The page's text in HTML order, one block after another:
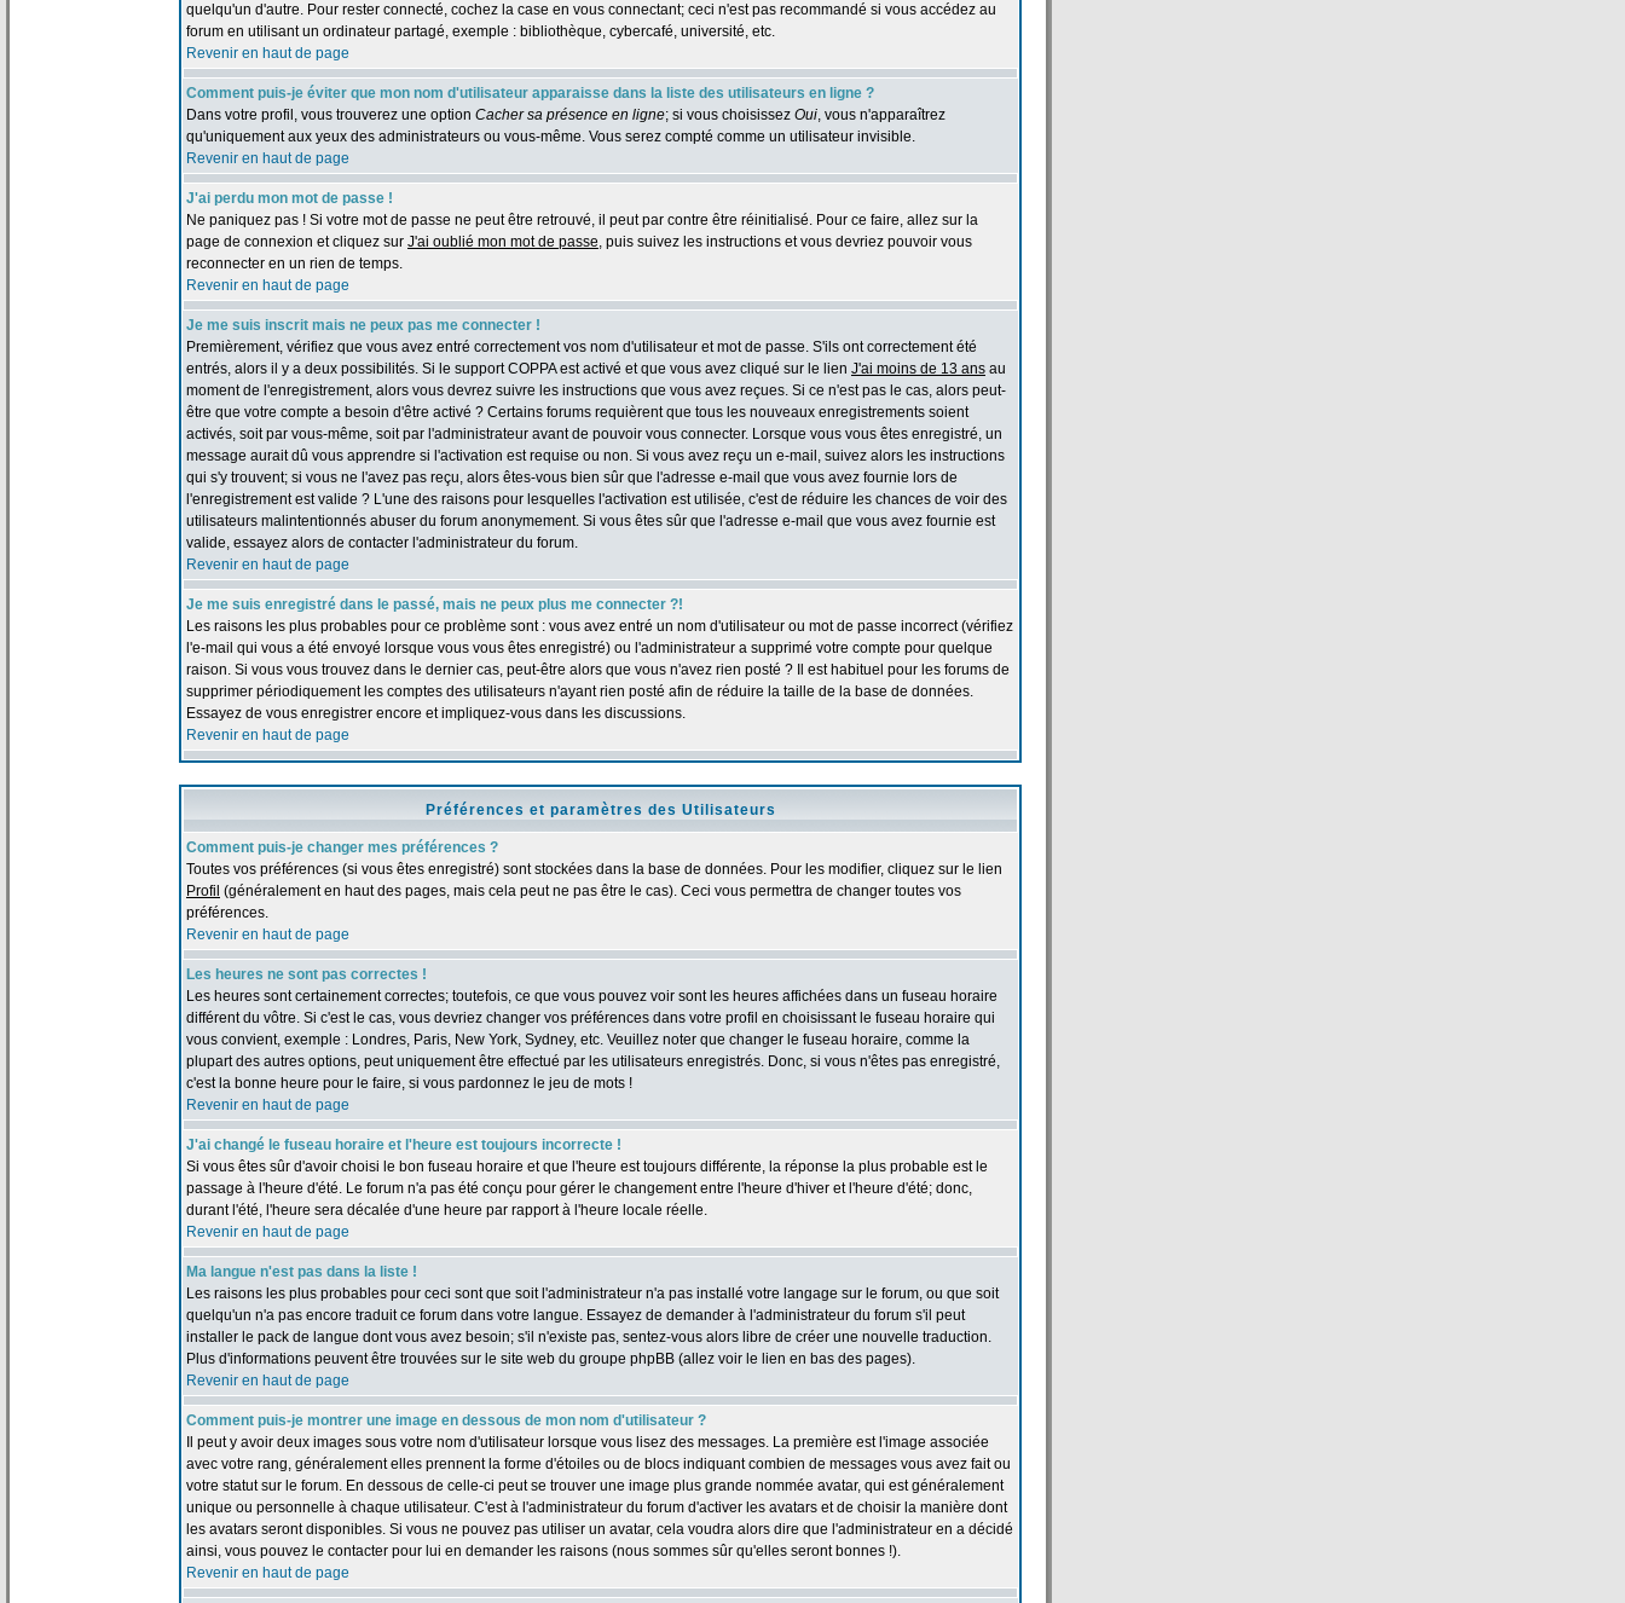
quelqu'un d'autre. Pour rester connecté, cochez la case en vous connectant; ceci n'est pas recommandé si vous accédez au
forum en utilisant un ordinateur partagé, exemple : bibliothèque, cybercafé, université, etc.
Revenir en haut de page
Comment puis-je éviter que mon nom d'utilisateur apparaisse dans la liste des utilisateurs en ligne ?
Dans votre profil, vous trouverez une option Cacher sa présence en ligne; si vous choisissez Oui, vous n'apparaîtrez
qu'uniquement aux yeux des administrateurs ou vous-même. Vous serez compté comme un utilisateur invisible.
Revenir en haut de page
J'ai perdu mon mot de passe !
Ne paniquez pas ! Si votre mot de passe ne peut être retrouvé, il peut par contre être réinitialisé. Pour ce faire, allez sur la
page de connexion et cliquez sur J'ai oublié mon mot de passe, puis suivez les instructions et vous devriez pouvoir vous
reconnecter en un rien de temps.
Revenir en haut de page
Je me suis inscrit mais ne peux pas me connecter !
Premièrement, vérifiez que vous avez entré correctement vos nom d'utilisateur et mot de passe. S'ils ont correctement été
entrés, alors il y a deux possibilités. Si le support COPPA est activé et que vous avez cliqué sur le lien J'ai moins de 13 ans au
moment de l'enregistrement, alors vous devrez suivre les instructions que vous avez reçues. Si ce n'est pas le cas, alors peut-
être que votre compte a besoin d'être activé ? Certains forums requièrent que tous les nouveaux enregistrements soient
activés, soit par vous-même, soit par l'administrateur avant de pouvoir vous connecter. Lorsque vous vous êtes enregistré, un
message aurait dû vous apprendre si l'activation est requise ou non. Si vous avez reçu un e-mail, suivez alors les instructions
qui s'y trouvent; si vous ne l'avez pas reçu, alors êtes-vous bien sûr que l'adresse e-mail que vous avez fournie lors de
l'enregistrement est valide ? L'une des raisons pour lesquelles l'activation est utilisée, c'est de réduire les chances de voir des
utilisateurs malintentionnés abuser du forum anonymement. Si vous êtes sûr que l'adresse e-mail que vous avez fournie est
valide, essayez alors de contacter l'administrateur du forum.
Revenir en haut de page
Je me suis enregistré dans le passé, mais ne peux plus me connecter ?!
Les raisons les plus probables pour ce problème sont : vous avez entré un nom d'utilisateur ou mot de passe incorrect (vérifiez
l'e-mail qui vous a été envoyé lorsque vous vous êtes enregistré) ou l'administrateur a supprimé votre compte pour quelque
raison. Si vous vous trouvez dans le dernier cas, peut-être alors que vous n'avez rien posté ? Il est habituel pour les forums de
supprimer périodiquement les comptes des utilisateurs n'ayant rien posté afin de réduire la taille de la base de données.
Essayez de vous enregistrer encore et impliquez-vous dans les discussions.
Revenir en haut de page
Préférences et paramètres des Utilisateurs
Comment puis-je changer mes préférences ?
Toutes vos préférences (si vous êtes enregistré) sont stockées dans la base de données. Pour les modifier, cliquez sur le lien
Profil (généralement en haut des pages, mais cela peut ne pas être le cas). Ceci vous permettra de changer toutes vos
préférences.
Revenir en haut de page
Les heures ne sont pas correctes !
Les heures sont certainement correctes; toutefois, ce que vous pouvez voir sont les heures affichées dans un fuseau horaire
différent du vôtre. Si c'est le cas, vous devriez changer vos préférences dans votre profil en choisissant le fuseau horaire qui
vous convient, exemple : Londres, Paris, New York, Sydney, etc. Veuillez noter que changer le fuseau horaire, comme la
plupart des autres options, peut uniquement être effectué par les utilisateurs enregistrés. Donc, si vous n'êtes pas enregistré,
c'est la bonne heure pour le faire, si vous pardonnez le jeu de mots !
Revenir en haut de page
J'ai changé le fuseau horaire et l'heure est toujours incorrecte !
Si vous êtes sûr d'avoir choisi le bon fuseau horaire et que l'heure est toujours différente, la réponse la plus probable est le
passage à l'heure d'été. Le forum n'a pas été conçu pour gérer le changement entre l'heure d'hiver et l'heure d'été; donc,
durant l'été, l'heure sera décalée d'une heure par rapport à l'heure locale réelle.
Revenir en haut de page
Ma langue n'est pas dans la liste !
Les raisons les plus probables pour ceci sont que soit l'administrateur n'a pas installé votre langage sur le forum, ou que soit
quelqu'un n'a pas encore traduit ce forum dans votre langue. Essayez de demander à l'administrateur du forum s'il peut
installer le pack de langue dont vous avez besoin; s'il n'existe pas, sentez-vous alors libre de créer une nouvelle traduction.
Plus d'informations peuvent être trouvées sur le site web du groupe phpBB (allez voir le lien en bas des pages).
Revenir en haut de page
Comment puis-je montrer une image en dessous de mon nom d'utilisateur ?
Il peut y avoir deux images sous votre nom d'utilisateur lorsque vous lisez des messages. La première est l'image associée
avec votre rang, généralement elles prennent la forme d'étoiles ou de blocs indiquant combien de messages vous avez fait ou
votre statut sur le forum. En dessous de celle-ci peut se trouver une image plus grande nommée avatar, qui est généralement
unique ou personnelle à chaque utilisateur. C'est à l'administrateur du forum d'activer les avatars et de choisir la manière dont
les avatars seront disponibles. Si vous ne pouvez pas utiliser un avatar, cela voudra alors dire que l'administrateur en a décidé
ainsi, vous pouvez le contacter pour lui en demander les raisons (nous sommes sûr qu'elles seront bonnes !).
Revenir en haut de page